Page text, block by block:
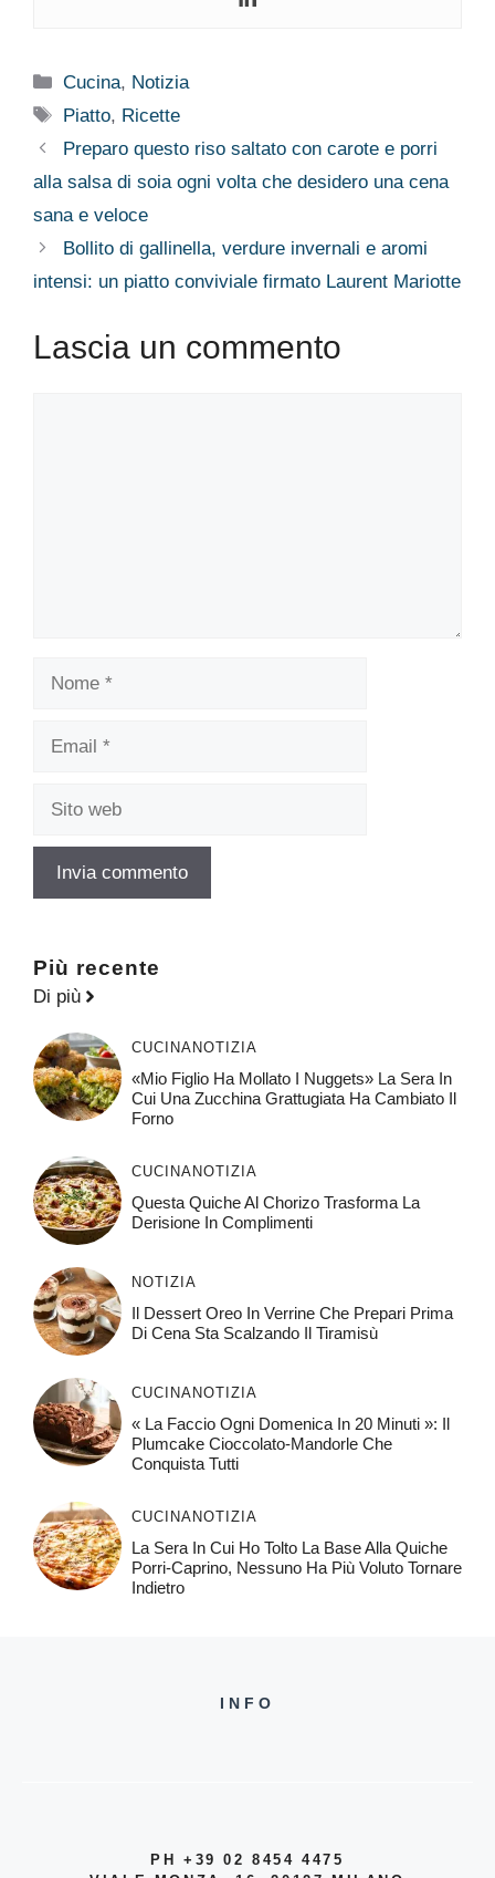
Categorie
Cucina, Notizia
Tag
Piatto, Ricette
Preparo questo riso saltato con carote e porri
alla salsa di soia ogni volta che desidero una cena
sana e veloce
Bollito di gallinella, verdure invernali e aromi
intensi: un piatto conviviale firmato Laurent Mariotte
Lascia un commento
Più recente
Di più
CUCINANOTIZIA
«Mio Figlio Ha Mollato I Nuggets» La Sera In
Cui Una Zucchina Grattugiata Ha Cambiato Il
Forno
CUCINANOTIZIA
Questa Quiche Al Chorizo ​​trasforma La
Derisione In Complimenti
NOTIZIA
Il Dessert Oreo In Verrine Che Prepari Prima
Di Cena Sta Scalzando Il Tiramisù
CUCINANOTIZIA
« La Faccio Ogni Domenica In 20 Minuti »: Il
Plumcake Cioccolato-Mandorle Che
Conquista Tutti
CUCINANOTIZIA
La Sera In Cui Ho Tolto La Base Alla Quiche
Porri-Caprino, Nessuno Ha Più Voluto Tornare
Indietro
INFO
PH +39 02 8454 4475